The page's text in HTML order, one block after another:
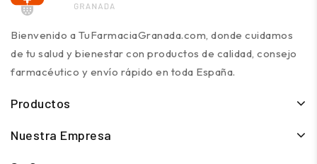
Bienvenido a TuFarmaciaGranada.com, donde cuidamos
de tu salud y bienestar con productos de calidad, consejo
farmacéutico y envío rápido en toda España.
Productos
Nuestra Empresa